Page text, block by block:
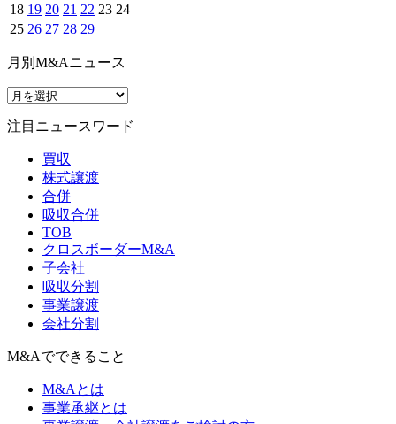
18 19 20 21 22 23 24
25 26 27 28 29
月別M&Aニュース
注目ニュースワード
買収
株式譲渡
合併
吸収合併
TOB
クロスボーダーM&A
子会社
吸収分割
事業譲渡
会社分割
M&Aでできること
M&Aとは
事業承継とは